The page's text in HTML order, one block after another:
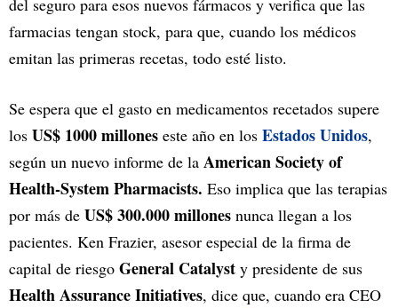
del seguro para esos nuevos fármacos y verifica que las
farmacias tengan stock, para que, cuando los médicos
emitan las primeras recetas, todo esté listo.
Se espera que el gasto en medicamentos recetados supere
los US$ 1000 millones este año en los Estados Unidos,
según un nuevo informe de la American Society of
Health-System Pharmacists. Eso implica que las terapias
por más de US$ 300.000 millones nunca llegan a los
pacientes. Ken Frazier, asesor especial de la firma de
capital de riesgo General Catalyst y presidente de sus
Health Assurance Initiatives, dice que, cuando era CEO